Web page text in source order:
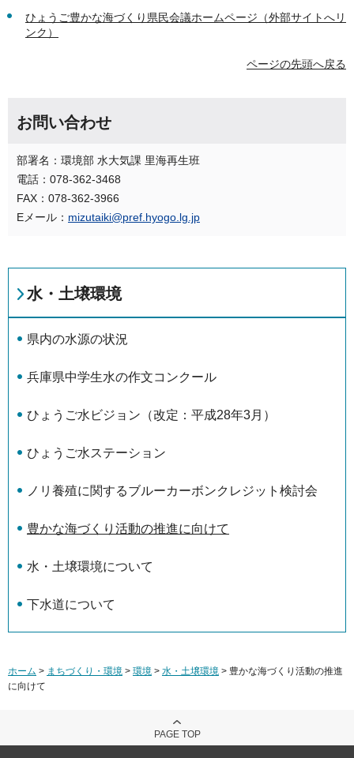
ひょうご豊かな海づくり県民会議ホームページ（外部サイトへリ
ンク）
ページの先頭へ戻る
お問い合わせ
部署名：環境部 水大気課 里海再生班
電話：078-362-3468
FAX：078-362-3966
Eメール： mizutaiki@pref.hyogo.lg.jp
水・土壌環境
県内の水源の状況
兵庫県中学生水の作文コンクール
ひょうご水ビジョン（改定：平成28年3月）
ひょうご水ステーション
ノリ養殖に関するブルーカーボンクレジット検討会
豊かな海づくり活動の推進に向けて
水・土壌環境について
下水道について
ホーム > まちづくり・環境 > 環境 > 水・土壌環境 > 豊かな海づくり活動の推進
に向けて
PAGE TOP